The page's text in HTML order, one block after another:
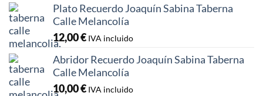
Plato Recuerdo Joaquín Sabina Taberna
Calle Melancolía
12,00€ IVA incluido
Abridor Recuerdo Joaquín Sabina Taberna
Calle Melancolía
10,00€ IVA incluido